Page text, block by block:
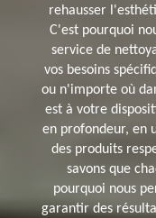
rehausser
C'est pourquoi
service de
vos besoins
ou n'importe où
est à votre
en profondeur, en
des produits
savons que
pourquoi nous
garantir des